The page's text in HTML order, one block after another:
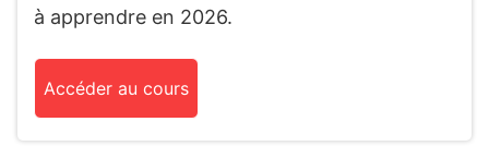
à apprendre en 2026.
Accéder au cours